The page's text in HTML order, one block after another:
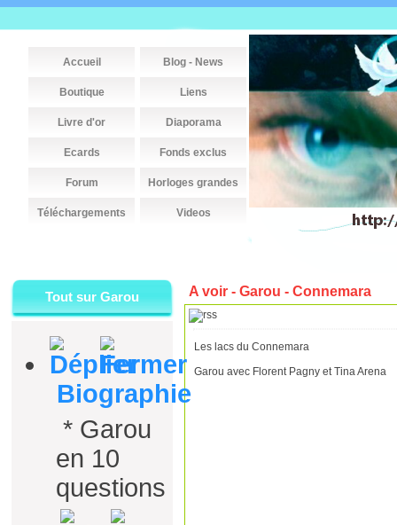
Accueil Blog - News
Boutique Liens
Livre d'or Diaporama
Ecards Fonds exclus
Forum Horloges grandes
Téléchargements Videos
Tout sur Garou
Biographie
* Garou
en 10
questions
A voir - Garou - Connemara
Les lacs du Connemara
Garou avec Florent Pagny et Tina Arena